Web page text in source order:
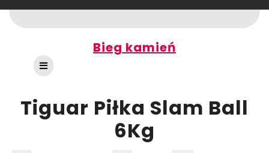
to
content
Bieg kamień
Open
Button
Tiguar Piłka Slam Ball
6Kg